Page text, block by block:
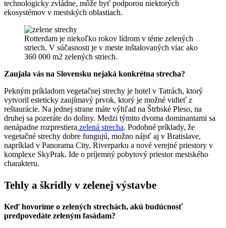
technologicky zvládne, môže byť podporou niektorých
ekosystémov v mestských oblastiach.
Rotterdam je niekoľko rokov lídrom v téme zelených
striech. V súčasnosti je v meste inštalovaných viac ako
360 000 m2 zelených striech.
Zaujala vás na Slovensku nejaká konkrétna strecha?
Pekným príkladom vegetačnej strechy je hotel v Tatrách, ktorý
vytvoril esteticky zaujímavý prvok, ktorý je možné vidieť z
reštaurácie. Na jednej strane máte výhľad na Štrbské Pleso, na
druhej sa pozeráte do doliny. Medzi týmito dvoma dominantami sa
nenápadne rozprestiera zelená strecha. Podobné príklady, že
vegetačné strechy dobre fungujú, možno nájsť aj v Bratislave,
napríklad v Panorama City, Riverparku a nové verejné priestory v
komplexe SkyPrak. Ide o príjemný pobytový priestor mestského
charakteru.
Tehly a škridly v zelenej výstavbe
Keď hovoríme o zelených strechách, akú budúcnosť
predpovedáte zeleným fasádam?